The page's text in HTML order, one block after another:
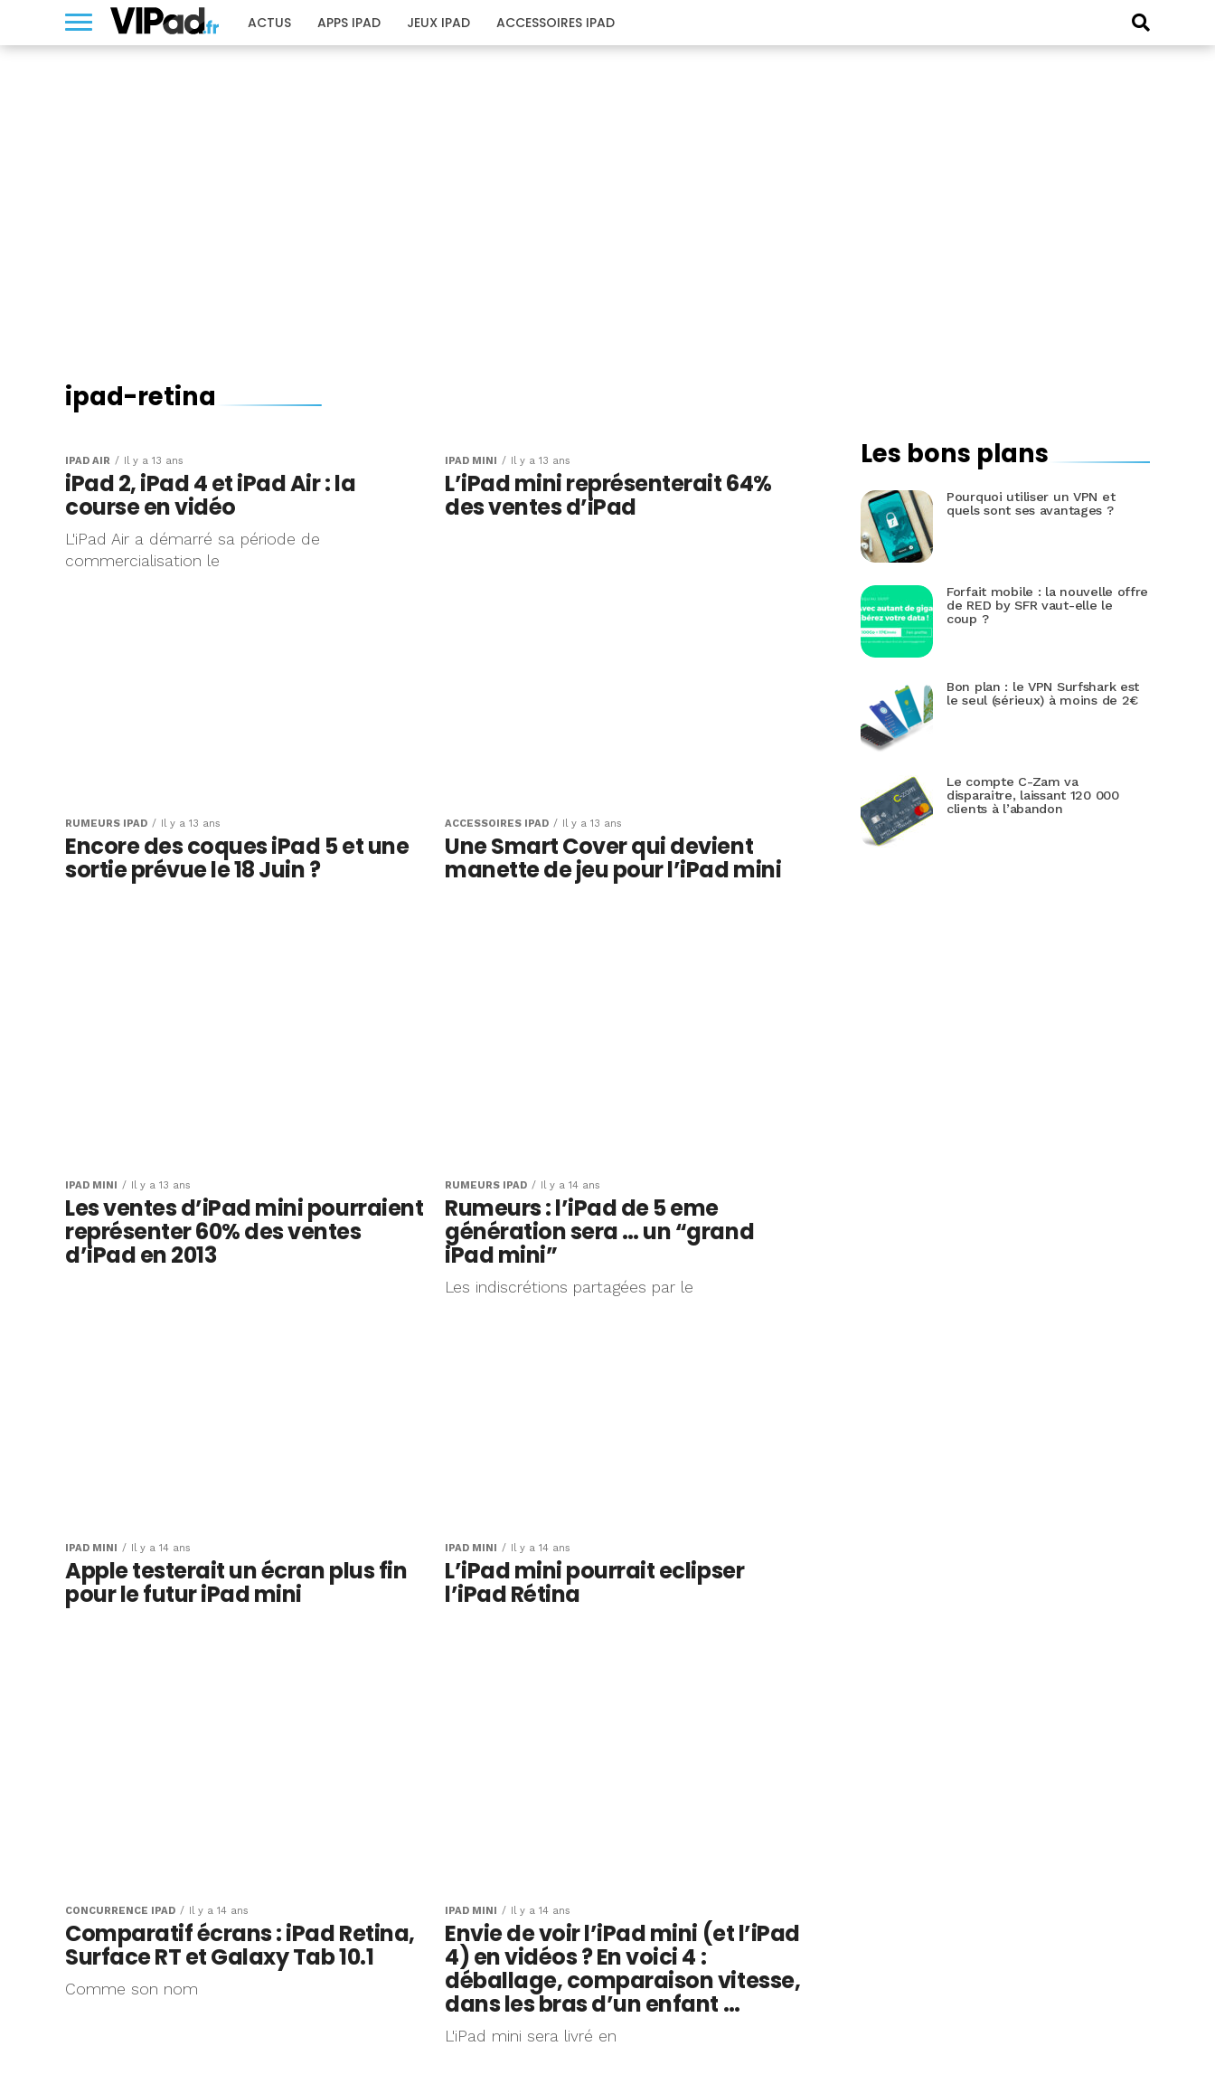
ACTUS APPS IPAD JEUX IPAD ACCESSOIRES IPAD
IPAD-RETINA
démarrage de toute la
gamme iPad comparée en
vidéo
ipad-retina
IPAD AIR Il y a 13 ans
iPad 2, iPad 4 et iPad Air : la
course en vidéo
L'iPad Air a démarré sa période de
commercialisation le
IPAD MINI Il y a 13 ans
L’iPad mini représenterait 64%
des ventes d’iPad
RUMEURS IPAD Il y a 13 ans
Encore des coques iPad 5 et une
sortie prévue le 18 Juin ?
ACCESSOIRES IPAD Il y a 13 ans
Une Smart Cover qui devient
manette de jeu pour l’iPad mini
IPAD MINI Il y a 13 ans
Les ventes d’iPad mini pourraient
représenter 60% des ventes
d’iPad en 2013
RUMEURS IPAD Il y a 14 ans
Rumeurs : l’iPad de 5 eme
génération sera … un “grand
iPad mini”
Les indiscrétions partagées par le
IPAD MINI Il y a 14 ans
Apple testerait un écran plus fin
pour le futur iPad mini
IPAD MINI Il y a 14 ans
L’iPad mini pourrait eclipser
l’iPad Rétina
CONCURRENCE IPAD Il y a 14 ans
Comparatif écrans : iPad Retina,
Surface RT et Galaxy Tab 10.1
Comme son nom
IPAD MINI Il y a 14 ans
Envie de voir l’iPad mini (et l’iPad
4) en vidéos ? En voici 4 :
déballage, comparaison vitesse,
dans les bras d’un enfant …
L'iPad mini sera livré en
Les bons plans
Pourquoi utiliser un VPN et
quels sont ses avantages ?
Forfait mobile : la nouvelle offre
de RED by SFR vaut-elle le
coup ?
Bon plan : le VPN Surfshark est
le seul (sérieux) à moins de 2€
Le compte C-Zam va
disparaitre, laissant 120 000
clients à l’abandon